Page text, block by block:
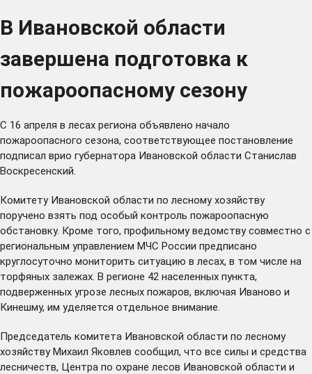
В Ивановской области
завершена подготовка к
пожароопасному сезону
С 16 апреля в лесах региона объявлено начало
пожароопасного сезона, соответствующее постановление
подписал врио губернатора Ивановской области Станислав
Воскресенский.
Комитету Ивановской области по лесному хозяйству
поручено взять под особый контроль пожароопасную
обстановку. Кроме того, профильному ведомству совместно с
региональным управлением МЧС России предписано
круглосуточно мониторить ситуацию в лесах, в том числе на
торфяных залежах. В регионе 42 населенных пункта,
подверженных угрозе лесных пожаров, включая Иваново и
Кинешму, им уделяется отдельное внимание.
Председатель комитета Ивановской области по лесному
хозяйству Михаил Яковлев сообщил, что все силы и средства
лесничеств, Центра по охране лесов Ивановской области и